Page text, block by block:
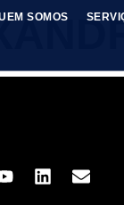
SOMOS